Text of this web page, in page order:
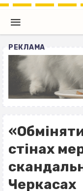
РЕКЛАМА
стінах
Черкасах